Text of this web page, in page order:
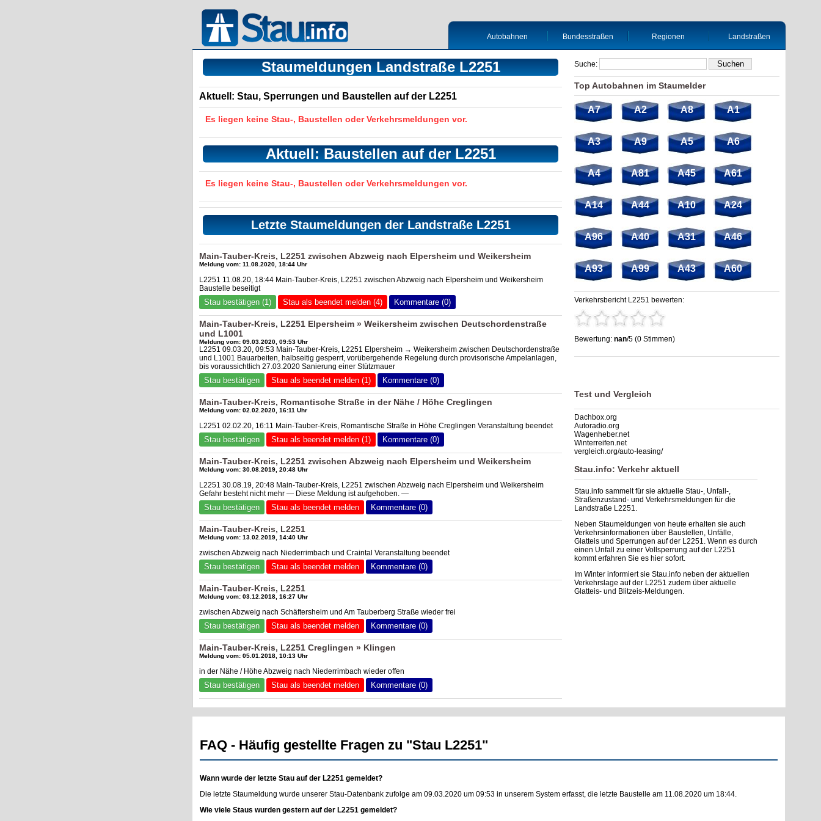
Autobahnen Bundesstraßen Regionen Landstraßen
Staumeldungen Landstraße L2251
Aktuell: Stau, Sperrungen und Baustellen auf der L2251
Es liegen keine Stau-, Baustellen oder Verkehrsmeldungen vor.
Aktuell: Baustellen auf der L2251
Es liegen keine Stau-, Baustellen oder Verkehrsmeldungen vor.
Letzte Staumeldungen der Landstraße L2251
Main-Tauber-Kreis, L2251 zwischen Abzweig nach Elpersheim und Weikersheim
Meldung vom: 11.08.2020, 18:44 Uhr
L2251 11.08.20, 18:44 Main-Tauber-Kreis, L2251 zwischen Abzweig nach Elpersheim und Weikersheim
Baustelle beseitigt
Stau bestätigen (1) Stau als beendet melden (4) Kommentare (0)
Main-Tauber-Kreis, L2251 Elpersheim » Weikersheim zwischen Deutschordenstraße
und L1001
Meldung vom: 09.03.2020, 09:53 Uhr
L2251 09.03.20, 09:53 Main-Tauber-Kreis, L2251 Elpersheim → Weikersheim zwischen Deutschordenstraße
und L1001 Bauarbeiten, halbseitig gesperrt, vorübergehende Regelung durch provisorische Ampelanlagen,
bis voraussichtlich 27.03.2020 Sanierung einer Stützmauer
Stau bestätigen Stau als beendet melden (1) Kommentare (0)
Main-Tauber-Kreis, Romantische Straße in der Nähe / Höhe Creglingen
Meldung vom: 02.02.2020, 16:11 Uhr
L2251 02.02.20, 16:11 Main-Tauber-Kreis, Romantische Straße in Höhe Creglingen Veranstaltung beendet
Stau bestätigen Stau als beendet melden (1) Kommentare (0)
Main-Tauber-Kreis, L2251 zwischen Abzweig nach Elpersheim und Weikersheim
Meldung vom: 30.08.2019, 20:48 Uhr
L2251 30.08.19, 20:48 Main-Tauber-Kreis, L2251 zwischen Abzweig nach Elpersheim und Weikersheim
Gefahr besteht nicht mehr — Diese Meldung ist aufgehoben. —
Stau bestätigen Stau als beendet melden Kommentare (0)
Main-Tauber-Kreis, L2251
Meldung vom: 13.02.2019, 14:40 Uhr
zwischen Abzweig nach Niederrimbach und Craintal Veranstaltung beendet
Stau bestätigen Stau als beendet melden Kommentare (0)
Main-Tauber-Kreis, L2251
Meldung vom: 03.12.2018, 16:27 Uhr
zwischen Abzweig nach Schäftersheim und Am Tauberberg Straße wieder frei
Stau bestätigen Stau als beendet melden Kommentare (0)
Main-Tauber-Kreis, L2251 Creglingen » Klingen
Meldung vom: 05.01.2018, 10:13 Uhr
in der Nähe / Höhe Abzweig nach Niederrimbach wieder offen
Stau bestätigen Stau als beendet melden Kommentare (0)
Suche:
Top Autobahnen im Staumelder
A7 A2 A8 A1
A3 A9 A5 A6
A4 A81 A45 A61
A14 A44 A10 A24
A96 A40 A31 A46
A93 A99 A43 A60
Verkehrsbericht L2251 bewerten:
Bewertung: nan/5 (0 Stimmen)
Stau L2251: Unfälle, Sperrung & Baustellen | Staumelder
Test und Vergleich
Dachbox.org
Autoradio.org
Wagenheber.net
Winterreifen.net
vergleich.org/auto-leasing/
Stau.info: Verkehr aktuell
Stau.info sammelt für sie aktuelle Stau-, Unfall-,
Straßenzustand- und Verkehrsmeldungen für die
Landstraße L2251.
Neben Staumeldungen von heute erhalten sie auch
Verkehrsinformationen über Baustellen, Unfälle,
Glatteis und Sperrungen auf der L2251. Wenn es durch
einen Unfall zu einer Vollsperrung auf der L2251
kommt erfahren Sie es hier sofort.
Im Winter informiert sie Stau.info neben der aktuellen
Verkehrslage auf der L2251 zudem über aktuelle
Glatteis- und Blitzeis-Meldungen.
FAQ - Häufig gestellte Fragen zu "Stau L2251"
Wann wurde der letzte Stau auf der L2251 gemeldet?
Die letzte Staumeldung wurde unserer Stau-Datenbank zufolge am 09.03.2020 um 09:53 in unserem System erfasst, die letzte Baustelle am 11.08.2020 um 18:44.
Wie viele Staus wurden gestern auf der L2251 gemeldet?